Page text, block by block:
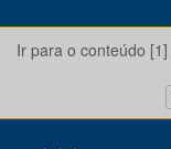
Ir para o conteúdo [1]